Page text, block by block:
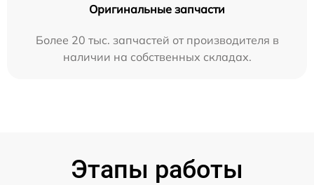
Оригинальные запчасти
Более 20 тыс. запчастей от производителя в
наличии на собственных складах.
Этапы работы